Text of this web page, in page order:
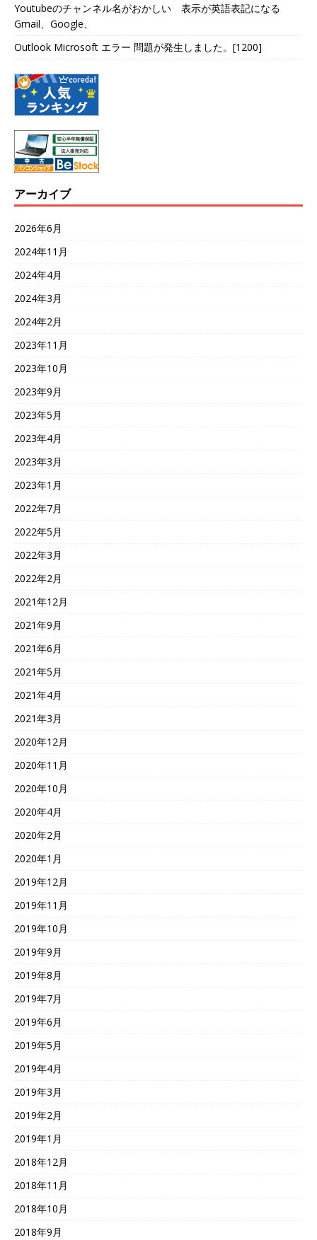
Youtubeのチャンネル名がおかしい 表示が英語表記になる
Gmail、Google、
Outlook Microsoft エラー 問題が発生しました。[1200]
アーカイブ
2026年6月
2024年11月
2024年4月
2024年3月
2024年2月
2023年11月
2023年10月
2023年9月
2023年5月
2023年4月
2023年3月
2023年1月
2022年7月
2022年5月
2022年3月
2022年2月
2021年12月
2021年9月
2021年6月
2021年5月
2021年4月
2021年3月
2020年12月
2020年11月
2020年10月
2020年4月
2020年2月
2020年1月
2019年12月
2019年11月
2019年10月
2019年9月
2019年8月
2019年7月
2019年6月
2019年5月
2019年4月
2019年3月
2019年2月
2019年1月
2018年12月
2018年11月
2018年10月
2018年9月